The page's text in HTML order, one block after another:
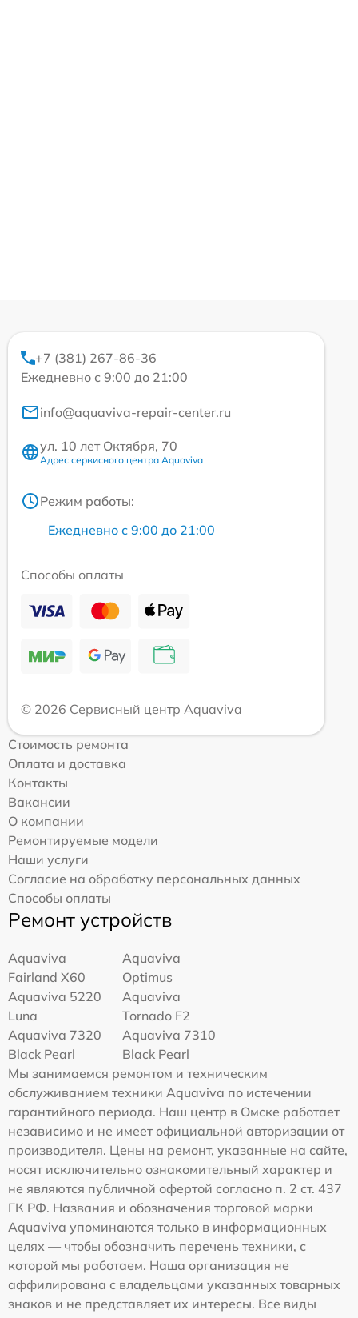
+7 (381) 267-86-36
Ежедневно с 9:00 до 21:00
info@aquaviva-repair-center.ru
ул. 10 лет Октября, 70
Адрес сервисного центра Aquaviva
Режим работы:
Ежедневно с 9:00 до 21:00
Способы оплаты
© 2026 Сервисный центр Aquaviva
Стоимость ремонта
Оплата и доставка
Контакты
Вакансии
О компании
Ремонтируемые модели
Наши услуги
Согласие на обработку персональных данных
Способы оплаты
Ремонт устройств
Aquaviva
Fairland X60
Aquaviva
Optimus
Aquaviva 5220
Luna
Aquaviva
Tornado F2
Aquaviva 7320
Black Pearl
Aquaviva 7310
Black Pearl
Мы занимаемся ремонтом и техническим
обслуживанием техники Aquaviva по истечении
гарантийного периода. Наш центр в Омске работает
независимо и не имеет официальной авторизации от
производителя. Цены на ремонт, указанные на сайте,
носят исключительно ознакомительный характер и
не являются публичной офертой согласно п. 2 ст. 437
ГК РФ. Названия и обозначения торговой марки
Aquaviva упоминаются только в информационных
целях — чтобы обозначить перечень техники, с
которой мы работаем. Наша организация не
аффилирована с владельцами указанных товарных
знаков и не представляет их интересы. Все виды